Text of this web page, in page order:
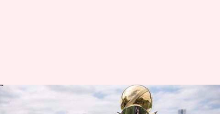
ICC ने चैंपियंस ट्रॉफी की इनामी राशि